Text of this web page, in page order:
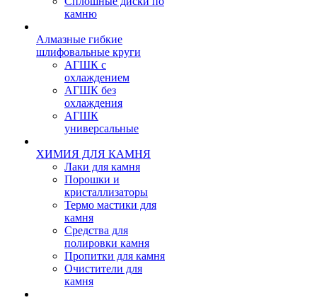
камню
Алмазные гибкие
шлифовальные круги
АГШК с
охлаждением
АГШК без
охлаждения
АГШК
универсальные
ХИМИЯ ДЛЯ КАМНЯ
Лаки для камня
Порошки и
кристаллизаторы
Термо мастики для
камня
Средства для
полировки камня
Пропитки для камня
Очистители для
камня